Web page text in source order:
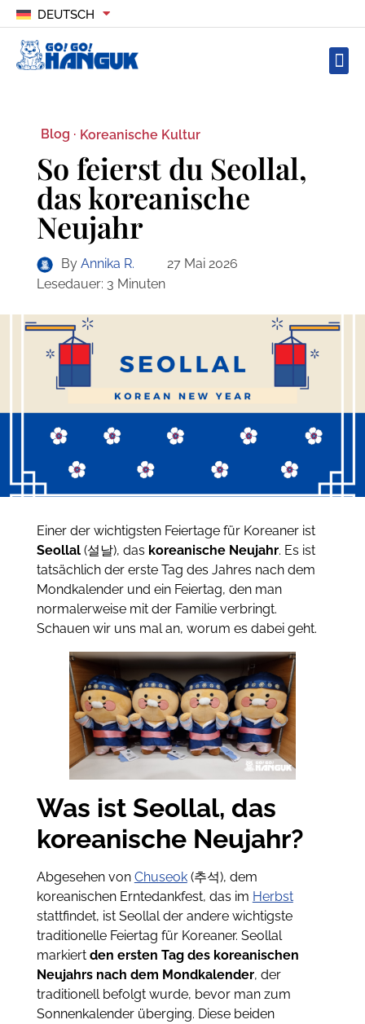
DEUTSCH
Blog · Koreanische Kultur
So feierst du Seollal,
das koreanische
Neujahr
By Annika R.
27 Mai 2026
Lesedauer: 3 Minuten
Einer der wichtigsten Feiertage für Koreaner ist
Seollal(설날), das koreanische Neujahr. Es ist
tatsächlich der erste Tag des Jahres nach dem
Mondkalender und ein Feiertag, den man
normalerweise mit der Familie verbringt.
Schauen wir uns mal an, worum es dabei geht.
Was ist Seollal, das
koreanische Neujahr?
Abgesehen von Chuseok(추석), dem
koreanischen Erntedankfest, das im Herbst
stattfindet, ist Seollal der andere wichtigste
traditionelle Feiertag für Koreaner. Seollal
markiert den ersten Tag des koreanischen
Neujahrs nach dem Mondkalender, der
traditionell befolgt wurde, bevor man zum
Sonnenkalender überging. Diese beiden